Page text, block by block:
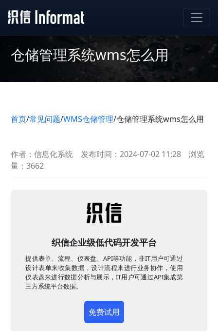
仓储管理系统wms怎么用
首页/常见问题/WMS仓储管理/仓储管理系统wms怎么用
作者：信息化系统 发布时间：2024-07-02 11:28
浏览
量：3662
织信企业级低代码开发平台
提供表单、流程、仪表盘、API等功能，非IT用户可通过
设计表单来收集数据，设计流程来进行业务协作，使用
仪表盘来进行数据分析与展示，IT用户可通过API集成第
三方系统平台数据。
免费试用